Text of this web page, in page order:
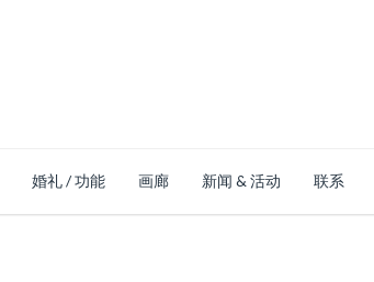
婚礼 / 功能 画廊 新闻 & 活动 联系